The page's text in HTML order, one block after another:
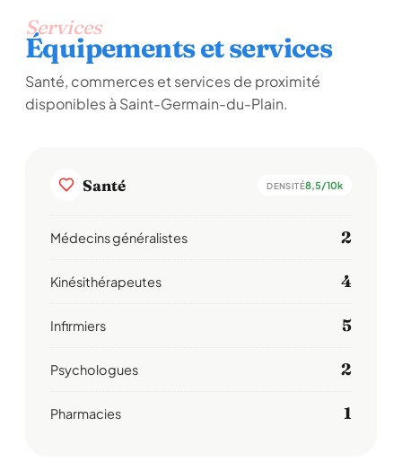
Services
Équipements et services
Santé, commerces et services de proximité
disponibles à Saint-Germain-du-Plain.
Santé DENSITÉ8,5/10k
Médecins généralistes 2
Kinésithérapeutes 4
Infirmiers 5
Psychologues 2
Pharmacies 1